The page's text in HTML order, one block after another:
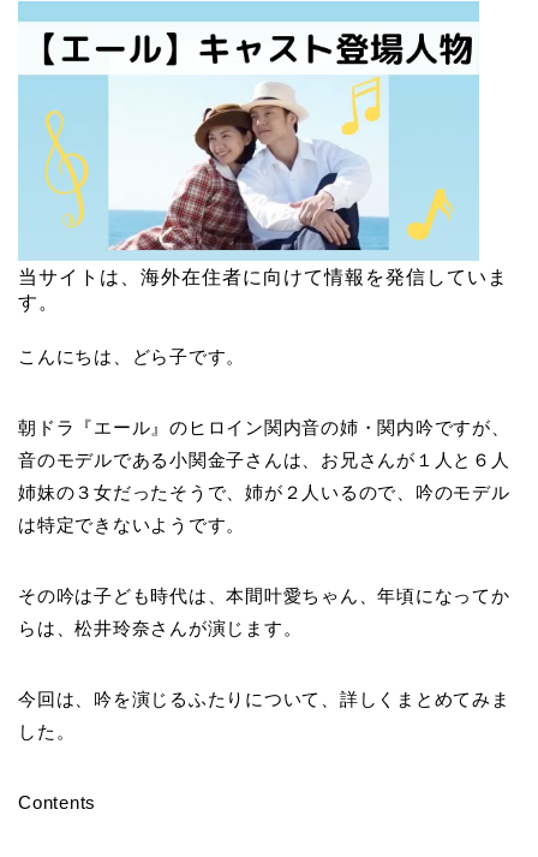
当サイトは、海外在住者に向けて情報を発信していま
す。
こんにちは、どら子です。
朝ドラ『エール』のヒロイン関内音の姉・関内吟ですが、
音のモデルである小関金子さんは、お兄さんが１人と６人
姉妹の３女だったそうで、姉が２人いるので、吟のモデル
は特定できないようです。
その吟は子ども時代は、本間叶愛ちゃん、年頃になってか
らは、松井玲奈さんが演じます。
今回は、吟を演じるふたりについて、詳しくまとめてみま
した。
Contents